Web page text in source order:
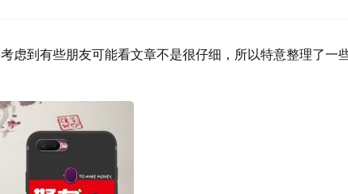
虑到有些朋友可能看文章不是很仔细，所以特意整理了一